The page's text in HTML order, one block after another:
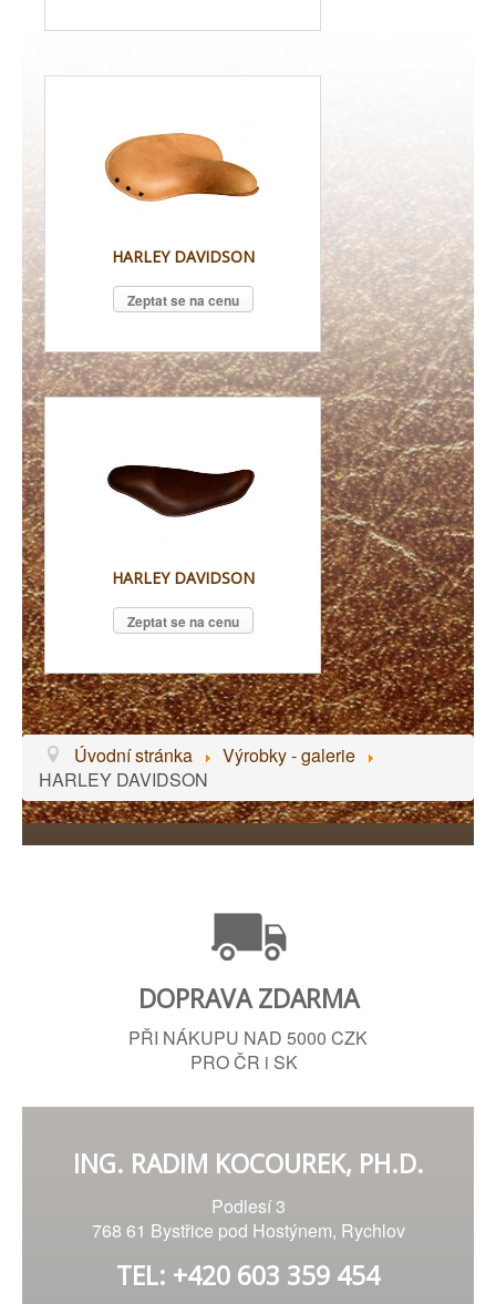
HARLEY DAVIDSON
Zeptat se na cenu
HARLEY DAVIDSON
Zeptat se na cenu
Úvodní stránka
Výrobky - galerie
HARLEY DAVIDSON
DOPRAVA ZDARMA
PŘI NÁKUPU NAD 5000 CZK
PRO ČR i SK
ING. RADIM KOCOUREK, PH.D.
Podlesí 3
768 61 Bystřice pod Hostýnem, Rychlov
TEL: +420 603 359 454